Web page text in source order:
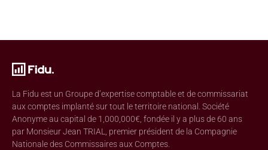
La Fidu est un Groupe d’expertise comptable et de commissariat
aux comptes implanté sur tout le territoire national. Société
Anonyme au capital de 1,000,000€, fondée il y a plus de 60 ans
par Monsieur Jean TRIAL, premier président de la Compagnie
Nationale des Commissaires aux Comptes.